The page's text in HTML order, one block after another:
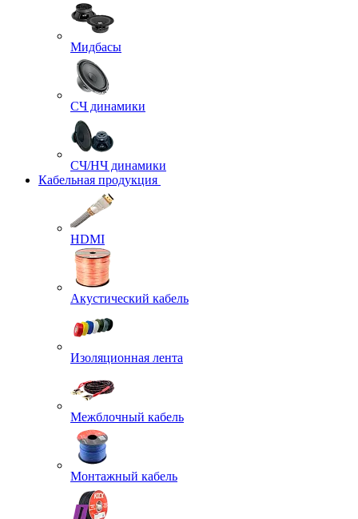
Мидбасы
СЧ динамики
СЧ/НЧ динамики
Кабельная продукция
HDMI
Акустический кабель
Изоляционная лента
Межблочный кабель
Монтажный кабель